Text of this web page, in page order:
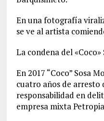
En una fotografía
se ve al artista
La condena del «Coco»
En 2017 “Coco” Sosa
cuatro años de arresto
responsabilidad en
empresa mixta